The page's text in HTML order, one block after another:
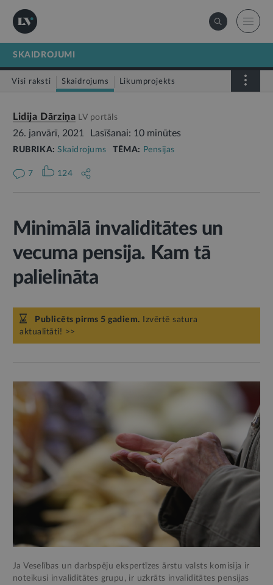
SKAIDROJUMI
Visi raksti Skaidrojums Likumprojekts
Lidija Dārziņa LV portāls
26. janvārī, 2021 Lasīšanai: 10 minūtes
RUBRIKA:Skaidrojums TĒMA: Pensijas
7 124
Minimālā invaliditātes un
vecuma pensija. Kam tā
palielināta
Publicēts pirms 5 gadiem. Izvērtē satura
aktualitāti! >>
Ja Veselības un darbspēju ekspertīzes ārstu valsts komisija ir
noteikusi invaliditātes grupu, ir uzkrāts invaliditātes pensijas